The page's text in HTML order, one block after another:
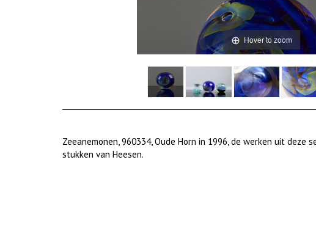
Hover to zoom
Zeeanemonen, 960334, Oude Horn in 1996, de werken uit deze
stukken van Heesen.